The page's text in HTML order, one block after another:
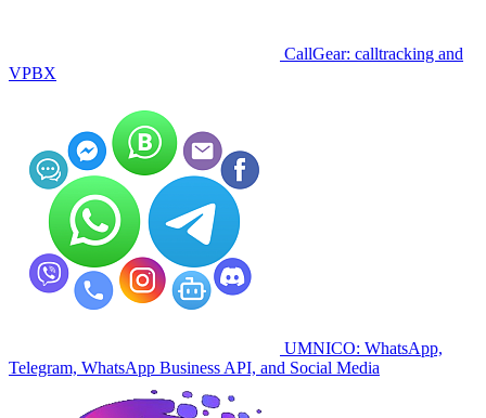
CallGear: calltracking and
VPBX
UMNICO: WhatsApp,
Telegram, WhatsApp Business API, and Social Media